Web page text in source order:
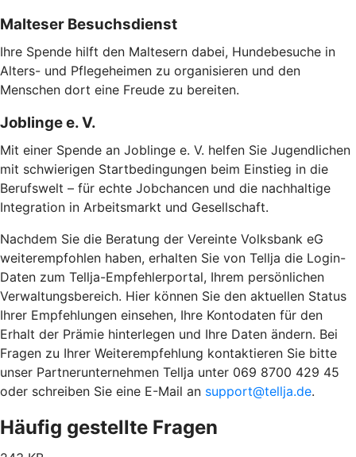
Malteser Besuchsdienst
Ihre Spende hilft den Maltesern dabei, Hundebesuche in
Alters- und Pflegeheimen zu organisieren und den
Menschen dort eine Freude zu bereiten.
Joblinge e. V.
Mit einer Spende an Joblinge e. V. helfen Sie Jugendlichen
mit schwierigen Startbedingungen beim Einstieg in die
Berufswelt – für echte Jobchancen und die nachhaltige
Integration in Arbeitsmarkt und Gesellschaft.
Nachdem Sie die Beratung der Vereinte Volksbank eG
weiterempfohlen haben, erhalten Sie von Tellja die Login-
Daten zum Tellja-Empfehlerportal, Ihrem persönlichen
Verwaltungsbereich. Hier können Sie den aktuellen Status
Ihrer Empfehlungen einsehen, Ihre Kontodaten für den
Erhalt der Prämie hinterlegen und Ihre Daten ändern. Bei
Fragen zu Ihrer Weiterempfehlung kontaktieren Sie bitte
unser Partnerunternehmen Tellja unter 069 8700 429 45
oder schreiben Sie eine E-Mail an support@tellja.de.
Häufig gestellte Fragen